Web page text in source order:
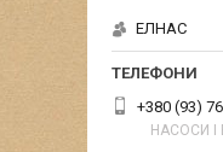
ЕЛНАС
+380 (93)
НАСОСИ